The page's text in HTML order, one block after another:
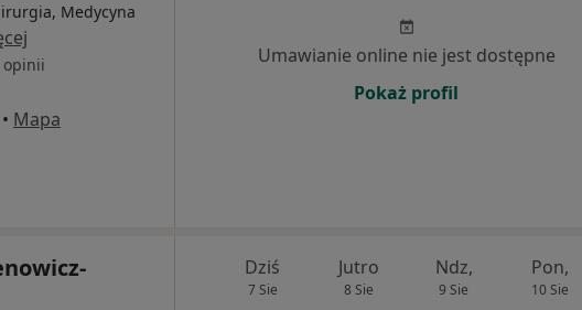
Medycyna
opinii
• Mapa
Umawianie online nie jest dostępne
Pokaż profil
Dziś
7 Sie
Jutro
8 Sie
Ndz,
9 Sie
Pon,
10 Sie